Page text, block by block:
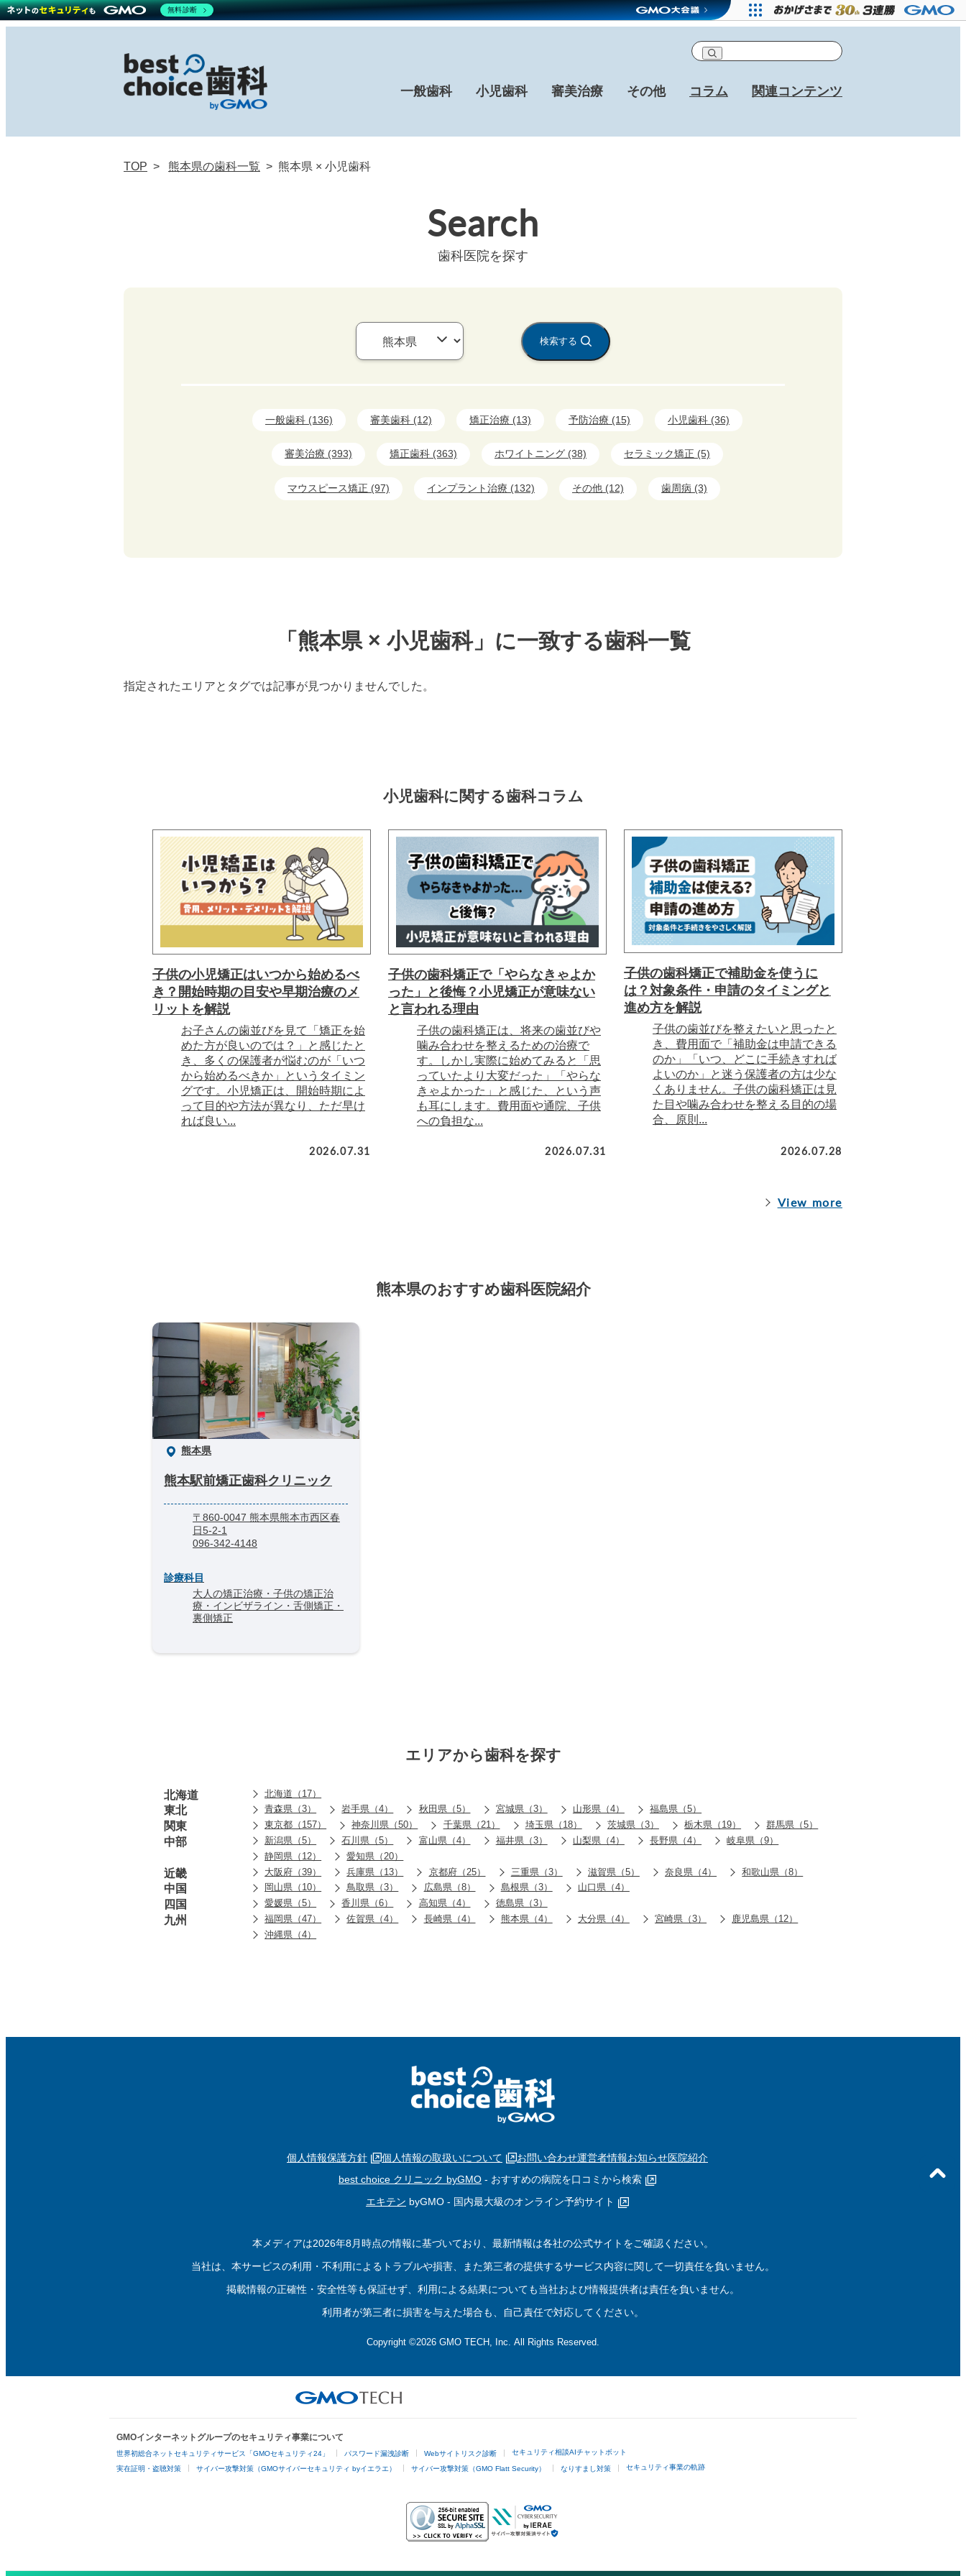
一般歯科 小児歯科 審美治療 その他 コラム 関連コンテンツ
TOP 熊本県の歯科一覧 熊本県 × 小児歯科
Search
歯科医院を探す
検索する
一般歯科 (136) 審美歯科 (12) 矯正治療 (13) 予防治療 (15) 小児歯科 (36)
審美治療 (393) 矯正歯科 (363) ホワイトニング (38) セラミック矯正 (5)
マウスピース矯正 (97) インプラント治療 (132) その他 (12) 歯周病 (3)
「熊本県 × 小児歯科」に一致する歯科一覧
指定されたエリアとタグでは記事が見つかりませんでした。
小児歯科に関する歯科コラム
子供の小児矯正はいつから始めるべ
き？開始時期の目安や早期治療のメ
リットを解説
お子さんの歯並びを見て「矯正を始
めた方が良いのでは？」と感じたと
き、多くの保護者が悩むのが「いつ
から始めるべきか」というタイミン
グです。小児矯正は、開始時期によ
って目的や方法が異なり、ただ早け
れば良い...
2026.07.31
子供の歯科矯正で「やらなきゃよか
った」と後悔？小児矯正が意味ない
と言われる理由
子供の歯科矯正は、将来の歯並びや
噛み合わせを整えるための治療で
す。しかし実際に始めてみると「思
っていたより大変だった」「やらな
きゃよかった」と感じた、という声
も耳にします。費用面や通院、子供
への負担な...
2026.07.31
子供の歯科矯正で補助金を使うに
は？対象条件・申請のタイミングと
進め方を解説
子供の歯並びを整えたいと思ったと
き、費用面で「補助金は申請できる
のか」「いつ、どこに手続きすれば
よいのか」と迷う保護者の方は少な
くありません。子供の歯科矯正は見
た目や噛み合わせを整える目的の場
合、原則...
2026.07.28
View more
熊本県のおすすめ歯科医院紹介
熊本県
熊本駅前矯正歯科クリニック
〒860-0047 熊本県熊本市西区春
日5-2-1
096-342-4148
診療科目
大人の矯正治療・子供の矯正治
療・インビザライン・舌側矯正・
裏側矯正
エリアから歯科を探す
北海道 北海道（17）
東北 青森県（3） 岩手県（4） 秋田県（5） 宮城県（3） 山形県（4） 福島県（5）
関東 東京都（157） 神奈川県（50） 千葉県（21） 埼玉県（18） 茨城県（3） 栃木県（19） 群馬県（5）
中部 新潟県（5） 石川県（5） 富山県（4） 福井県（3） 山梨県（4） 長野県（4）
岐阜県（9）
静岡県（12）
愛知県（20）
近畿 大阪府（39） 兵庫県（13） 京都府（25） 三重県（3） 滋賀県（5） 奈良県（4） 和歌山県（8）
中国 岡山県（10） 鳥取県（3） 広島県（8） 島根県（3） 山口県（4）
四国 愛媛県（5） 香川県（6） 高知県（4） 徳島県（3）
九州 福岡県（47） 佐賀県（4） 長崎県（4） 熊本県（4） 大分県（4） 宮崎県（3）
鹿児島県（12）
沖縄県（4）
個人情報保護方針 個人情報の取扱いについて お問い合わせ運営者情報お知らせ医院紹介
best choice クリニック byGMO - おすすめの病院を口コミから検索
エキテン byGMO - 国内最大級のオンライン予約サイト
本メディアは2026年8月時点の情報に基づいており、最新情報は各社の公式サイトをご確認ください。
当社は、本サービスの利用・不利用によるトラブルや損害、また第三者の提供するサービス内容に関して一切責任を負いません。
掲載情報の正確性・安全性等も保証せず、利用による結果についても当社および情報提供者は責任を負いません。
利用者が第三者に損害を与えた場合も、自己責任で対応してください。
Copyright ©2026 GMO TECH, Inc. All Rights Reserved.
GMOインターネットグループのセキュリティ事業について
世界初総合ネットセキュリティサービス「GMOセキュリティ24」 パスワード漏洩診断 Webサイトリスク診断 セキュリティ相談AIチャットボット
実在証明・盗聴対策 サイバー攻撃対策（GMOサイバーセキュリティ byイエラエ） サイバー攻撃対策（GMO Flatt Security） なりすまし対策 セキュリティ事業の軌跡
無料診断